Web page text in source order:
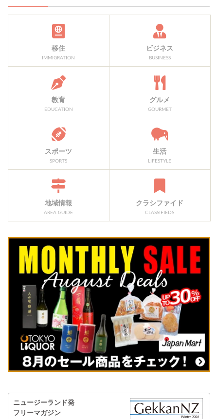
移住
IMMIGRATION
ビジネス
BUSINESS
教育
EDUCATION
グルメ
GOURMET
スポーツ
SPORTS
生活
LIFESTYLE
地域情報
AREA GUIDE
クラシファイド
CLASSIFIEDS
ニュージーランド発
フリーマガジン